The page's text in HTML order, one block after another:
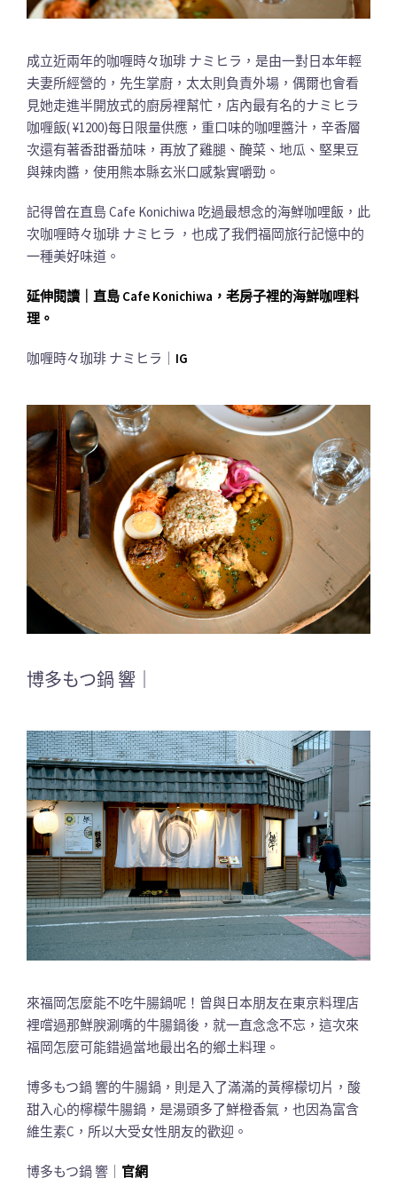
成立近兩年的咖喱時々珈琲 ナミヒラ，是由一對日本年輕
夫妻所經營的，先生掌廚，太太則負責外場，偶爾也會看
見她走進半開放式的廚房裡幫忙，店內最有名的ナミヒラ
咖喱飯( ¥1200)每日限量供應，重口味的咖哩醬汁，辛香層
次還有著香甜番茄味，再放了雞腿、醃菜、地瓜、堅果豆
與辣肉醬，使用熊本縣玄米口感紮實嚼勁。
記得曾在直島 Cafe Konichiwa 吃過最想念的海鮮咖哩飯，此
次咖喱時々珈琲 ナミヒラ ，也成了我們福岡旅行記憶中的
一種美好味道。
延伸閱讀｜直島 Cafe Konichiwa，老房子裡的海鮮咖哩料
理。
咖喱時々珈琲 ナミヒラ｜ IG
博多もつ鍋 響｜
來福岡怎麼能不吃牛腸鍋呢！曾與日本朋友在東京料理店
裡嚐過那鮮腴涮嘴的牛腸鍋後，就一直念念不忘，這次來
福岡怎麼可能錯過當地最出名的鄉土料理。
博多もつ鍋 響的牛腸鍋，則是入了滿滿的黃檸檬切片，酸
甜入心的檸檬牛腸鍋，是湯頭多了鮮橙香氣，也因為富含
維生素C，所以大受女性朋友的歡迎。
博多もつ鍋 響｜ 官網